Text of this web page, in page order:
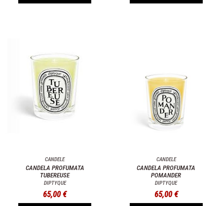
CANDELE
CANDELA PROFUMATA
TUBEREUSE
DIPTYQUE
65,00 €
CANDELE
CANDELA PROFUMATA
POMANDER
DIPTYQUE
65,00 €